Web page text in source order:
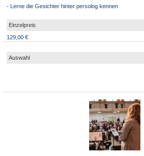
- Lerne die Gesichter hinter persolog kennen
129,00 €